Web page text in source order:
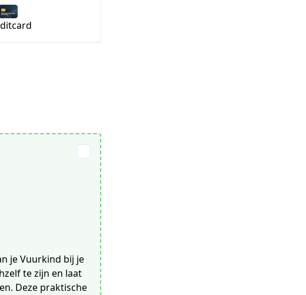
je Vuurkind bij je
te zijn en laat
Deze praktische